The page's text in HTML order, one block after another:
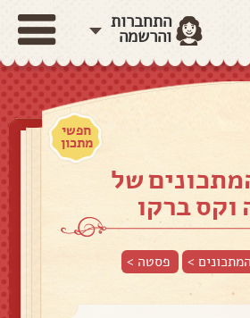
התחברות
והרשמה
חפשי
מתכון
של
וקס ברקו
> פסטה >